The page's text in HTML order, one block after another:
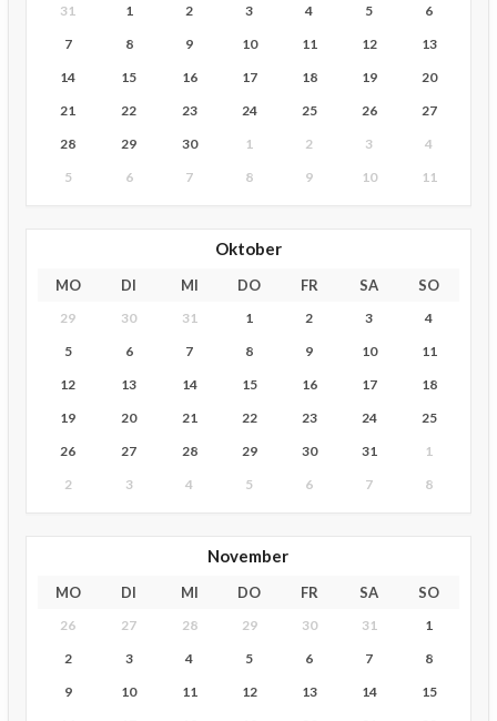
31 1 2 3 4 5
6
7
8 9 10 11 12
13
14
15 16 17 18 19
20
21
22 23 24 25 26
27
28
29 30 1 2 3
4
5
6 7 8 9 10 11
Oktober
MO DI MI DO FR SA SO
29 30 31 1 2 3
4
5
6 7 8 9 10
11
12
13 14 15 16 17
18
19
20 21 22 23 24
25
26
27 28 29 30 31
1
2
3 4 5 6 7 8
November
MO DI MI DO FR SA SO
26 27 28 29 30 31
1
2
3 4 5 6 7
8
9
10 11 12 13 14
15